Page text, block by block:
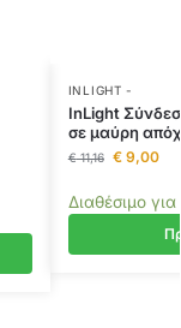
INLIGHT -
InLight
σε μαύρη
€11,16 €9,00
Διαθέσιμο